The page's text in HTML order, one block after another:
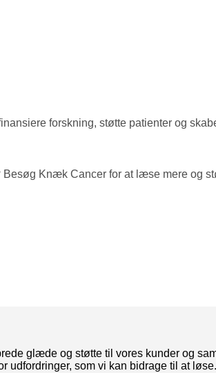
forskning, støtte patienter og
Knæk Cancer for at læse mere og
glæde og støtte til vores kunder og
udfordringer, som vi kan bidrage til at løse.